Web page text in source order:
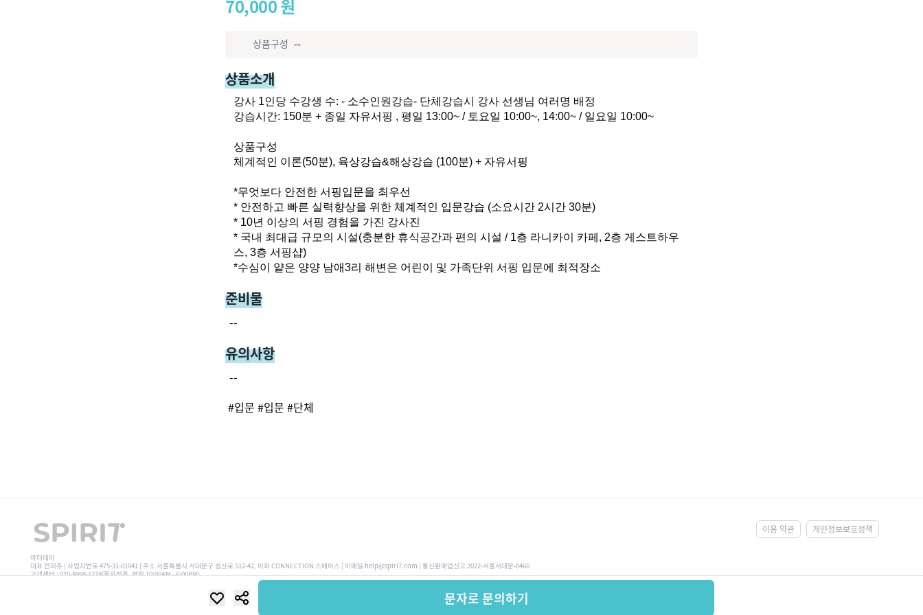
70,000원
상품구성 --
상품소개
강사 1인당 수강생 수: - 소수인원강습- 단체강습시 강사 선생님 여러명 배정
강습시간: 150분 + 종일 자유서핑 , 평일 13:00~ / 토요일 10:00~, 14:00~ / 일요일 10:00~
상품구성
체계적인 이론(50분), 육상강습&해상강습 (100분) + 자유서핑
*무엇보다 안전한 서핑입문을 최우선
* 안전하고 빠른 실력향상을 위한 체계적인 입문강습 (소요시간 2시간 30분)
* 10년 이상의 서핑 경험을 가진 강사진
* 국내 최대급 규모의 시설(충분한 휴식공간과 편의 시설 / 1층 라니카이 카페, 2층 게스트하우
스, 3층 서핑샵)
*수심이 얕은 양양 남애3리 해변은 어린이 및 가족단위 서핑 입문에 최적장소
준비물
--
유의사항
--
#입문 #입문 #단체
문자로 문의하기
이용 약관 개인정보보호정책
아더데이
대표 전희주 | 사업자번호 475-31-01041 | 주소 서울특별시 서대문구 성산로 512-42, 이화 CONNECTION 스페이스 | 이메일 help@spiri7.com | 통신판매업신고 2022-서울서대문-0466
고객센터 : 070-8998-1278(문자전용, 평일 10:00AM - 6:00PM)